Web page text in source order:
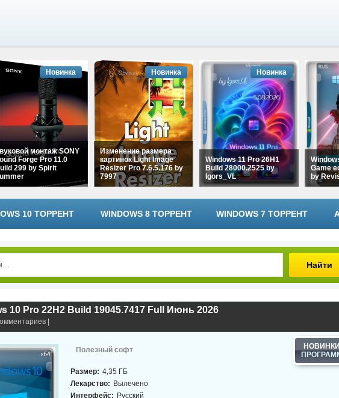
монтаж SONY
Forge Pro 11.0
299 by Spirit
Новинка
Изменение размера
картинок Light Image
Resizer Pro 7.6.5.176 by
7997
Новинка
Windows 11 Pro 26H1
Build 28000.2525 by
Igors_VL
Новинка
Game
by
10 ТОРРЕНТ WINDOWS 8 ТОРРЕНТ WINDOWS 7 ТОРРЕНТ
Найти
10 Pro 22H2 Build 19045.7417 Full Июнь 2026
|
Полезный софт НОВИНКИ
Размер: 4,35 ГБ
Лекарство: Вылечено
Интерфейс: Русский